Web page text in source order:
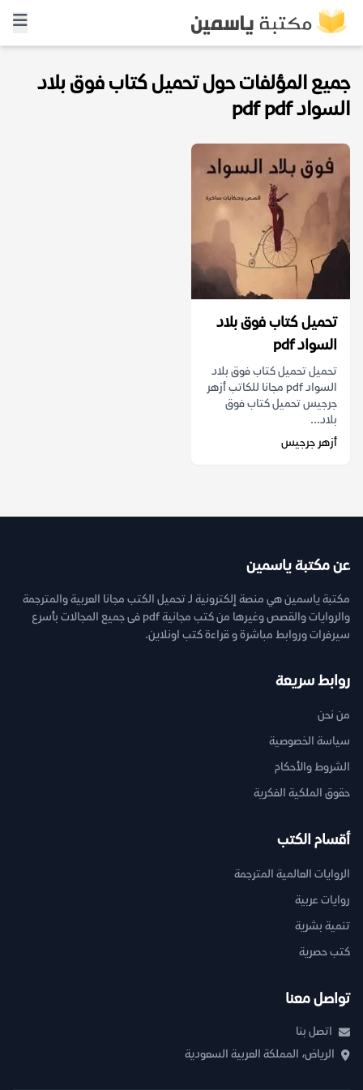
جميع المؤلفات حول تحميل كتاب فوق بلاد
السواد pdf pdf
تحميل كتاب فوق بلاد
السواد pdf
تحميل تحميل كتاب فوق بلاد
السواد pdf مجانا للكاتب أزهر
جرجيس تحميل كتاب فوق
بلاد...
أزهر جرجيس
عن مكتبة ياسمين
مكتبة ياسمين هي منصة إلكترونية لـ تحميل الكتب مجانا العربية والمترجمة
والروايات والقصص وغيرها من كتب مجانية pdf فى جميع المجالات بأسرع
سيرفرات وروابط مباشرة و قراءة كتب اونلاين.
روابط سريعة
من نحن
سياسة الخصوصية
الشروط والأحكام
حقوق الملكية الفكرية
أقسام الكتب
الروايات العالمية المترجمة
روايات عربية
تنمية بشرية
كتب حصرية
تواصل معنا
اتصل بنا
الرياض، المملكة العربية السعودية